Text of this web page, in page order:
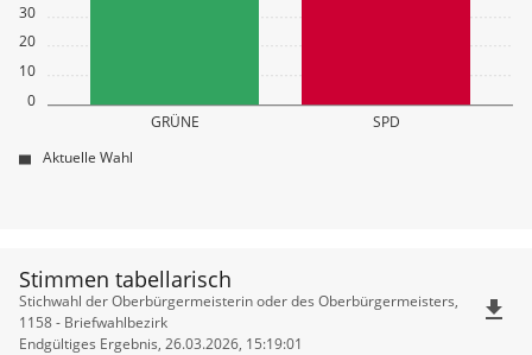
0
10
20
30
GRÜNE SPD
Aktuelle Wahl
Stimmen tabellarisch
Stimmen
tabellarisch
Stichwahl der Oberbürgermeisterin oder des Oberbürgermeisters,
1158 - Briefwahlbezirk
Endgültiges Ergebnis, 26.03.2026, 15:19:01
file_download